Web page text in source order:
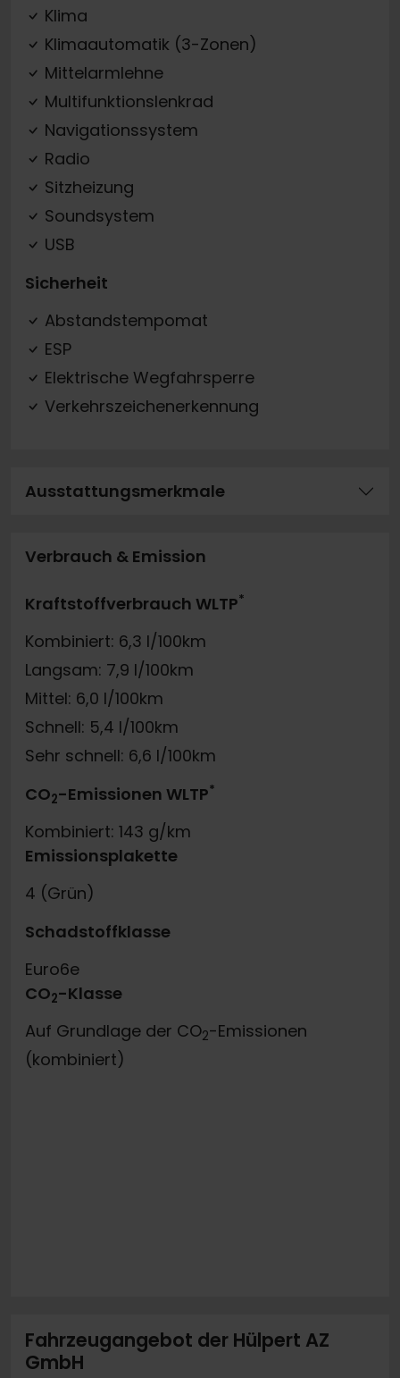
Klima
Klimaautomatik (3-Zonen)
Mittelarmlehne
Multifunktionslenkrad
Navigationssystem
Radio
Sitzheizung
Soundsystem
USB
Sicherheit
Abstandstempomat
ESP
Elektrische Wegfahrsperre
Verkehrszeichenerkennung
Ausstattungsmerkmale
Verbrauch & Emission
Kraftstoffverbrauch WLTP*
Kombiniert: 6,3 l/100km
Langsam: 7,9 l/100km
Mittel: 6,0 l/100km
Schnell: 5,4 l/100km
Sehr schnell: 6,6 l/100km
CO2-Emissionen WLTP*
Kombiniert: 143 g/km
Emissionsplakette
4 (Grün)
Schadstoffklasse
Euro6e
CO2-Klasse
Auf Grundlage der CO2-Emissionen
(kombiniert)
Fahrzeugangebot der Hülpert AZ
GmbH